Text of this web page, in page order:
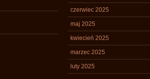
czerwiec 2025
maj 2025
kwiecień 2025
marzec 2025
luty 2025